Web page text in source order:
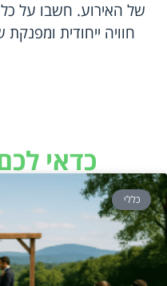
של האירוע. חשבו על
חוויה ייחודית
כדאי
כללי